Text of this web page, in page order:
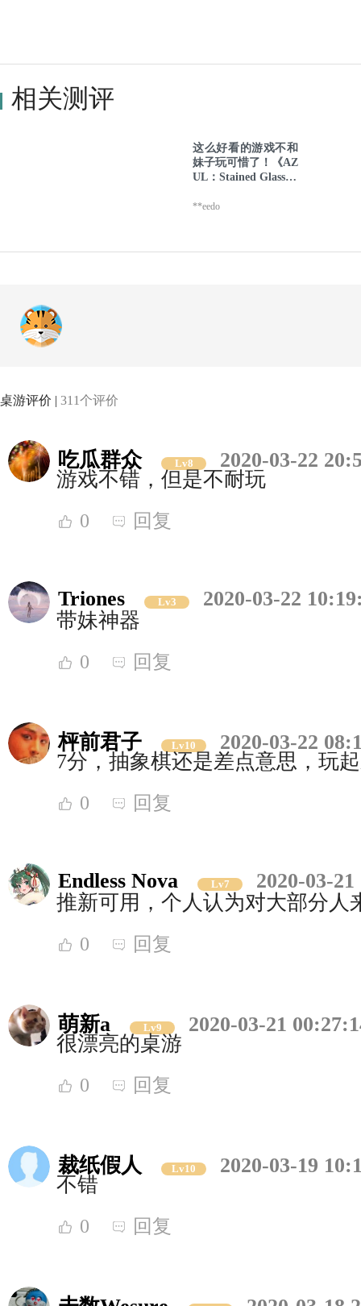
相关测评
这么好看的游戏不和
妹子玩可惜了！《AZ
UL：Stained Glass of
**eedo
桌游评价 | 311个评价
吃瓜群众 Lv8
2020-03-22
游戏不错，但是不耐玩
0 回复
Triones Lv3
2020-03-22
带妹神器
0 回复
枰前君子 Lv10
2020-03-22
7分，抽象棋还是差点意思，玩
0 回复
Endless Nova Lv7
2020-03-
推新可用，个人认为对大部分人
0 回复
萌新a Lv9
2020-03-21
很漂亮的桌游
0 回复
裁纸假人 Lv10
2020-03-19
不错
0 回复